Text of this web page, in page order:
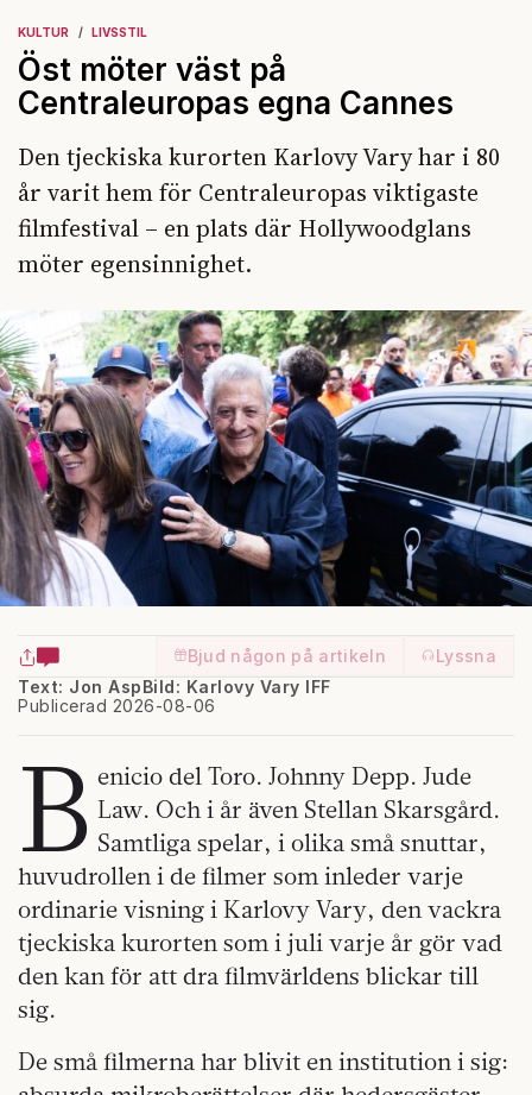
KULTUR LIVSSTIL
Öst möter väst på
Centraleuropas egna Cannes
Den tjeckiska kurorten Karlovy Vary har i 80
år varit hem för Centraleuropas viktigaste
filmfestival – en plats där Hollywoodglans
möter egensinnighet.
Bjud någon på artikeln
Lyssna
Text: Jon Asp
Publicerad 2026-08-06
Bild: Karlovy Vary IFF
B enicio del Toro. Johnny Depp. Jude
Law. Och i år även Stellan Skarsgård.
Samtliga spelar, i olika små snuttar,
huvudrollen i de filmer som inleder varje
ordinarie visning i Karlovy Vary, den vackra
tjeckiska kurorten som i juli varje år gör vad
den kan för att dra filmvärldens blickar till
sig.
De små filmerna har blivit en institution i sig: